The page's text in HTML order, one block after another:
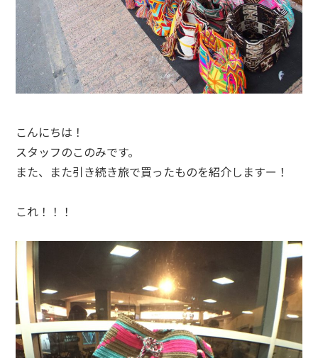
こんにちは！
スタッフのこのみです。
また、また引き続き旅で買ったものを紹介しますー！
これ！！！